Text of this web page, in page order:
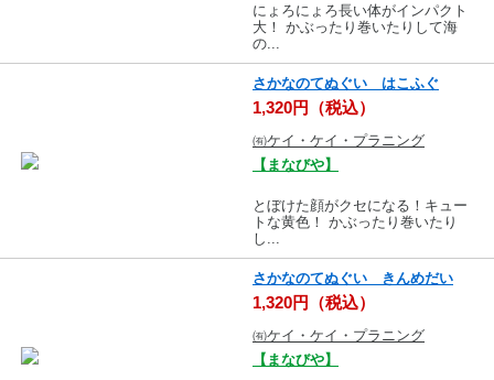
にょろにょろ長い体がインパクト
大！ かぶったり巻いたりして海
の...
さかなのてぬぐい はこふぐ
1,320円（税込）
㈲ケイ・ケイ・プラニング
【まなびや】
とぼけた顔がクセになる！キュー
トな黄色！ かぶったり巻いたり
し...
さかなのてぬぐい きんめだい
1,320円（税込）
㈲ケイ・ケイ・プラニング
【まなびや】